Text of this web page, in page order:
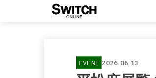
EVENT 2026.06.13